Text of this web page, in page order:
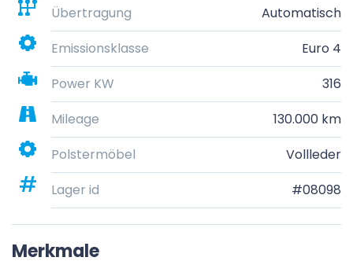
Übertragung
Automatisch
Emissionsklasse
Euro 4
Power KW
316
Mileage
130.000 km
Polstermöbel
Vollleder
Lager id
#08098
Merkmale